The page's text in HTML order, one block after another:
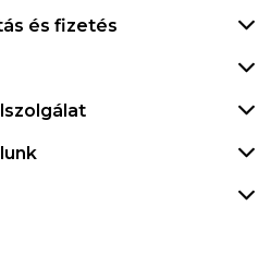
és fizetés